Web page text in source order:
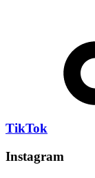
TikTok
Instagram